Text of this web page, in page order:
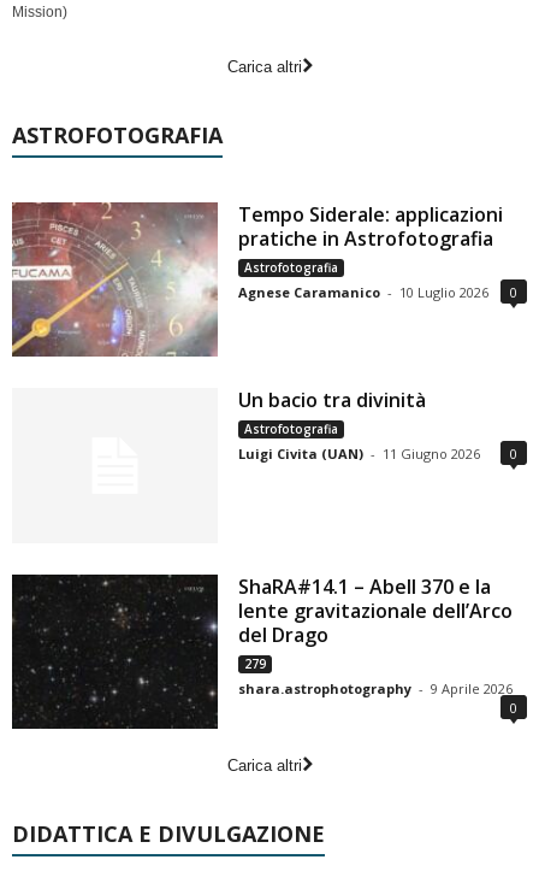
Mission)
Carica altri
ASTROFOTOGRAFIA
Tempo Siderale: applicazioni
pratiche in Astrofotografia
Astrofotografia
Agnese Caramanico - 10 Luglio 2026 0
Un bacio tra divinità
Astrofotografia
Luigi Civita (UAN) - 11 Giugno 2026 0
ShaRA#14.1 – Abell 370 e la
lente gravitazionale dell’Arco
del Drago
279
shara.astrophotography - 9 Aprile 2026
0
Carica altri
DIDATTICA E DIVULGAZIONE